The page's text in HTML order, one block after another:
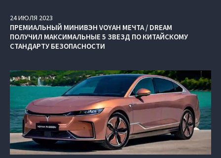
24ИЮЛЯ 2023
ПРЕМИАЛЬНЫЙ МИНИВЭН VOYAH МЕЧТА / DREAM
ПОЛУЧИЛ МАКСИМАЛЬНЫЕ 5 ЗВЕЗД ПО КИТАЙСКОМУ
СТАНДАРТУ БЕЗОПАСНОСТИ